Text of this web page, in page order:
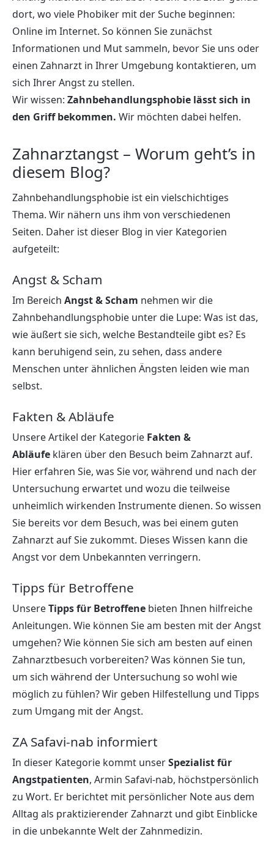
dort, wo viele Phobiker mit der Suche beginnen:
Online im Internet. So können Sie zunächst
Informationen und Mut sammeln, bevor Sie uns oder
einen Zahnarzt in Ihrer Umgebung kontaktieren, um
sich Ihrer Angst zu stellen.
Wir wissen: Zahnbehandlungsphobie lässt sich in
den Griff bekommen. Wir möchten dabei helfen.
Zahnarztangst – Worum geht’s in
diesem Blog?
Zahnbehandlungsphobie ist ein vielschichtiges
Thema. Wir nähern uns ihm von verschiedenen
Seiten. Daher ist dieser Blog in vier Kategorien
aufgeteilt:
Angst & Scham
Im Bereich Angst & Scham nehmen wir die
Zahnbehandlungsphobie unter die Lupe: Was ist das,
wie äußert sie sich, welche Bestandteile gibt es? Es
kann beruhigend sein, zu sehen, dass andere
Menschen unter ähnlichen Ängsten leiden wie man
selbst.
Fakten & Abläufe
Unsere Artikel der Kategorie Fakten &
Abläufe klären über den Besuch beim Zahnarzt auf.
Hier erfahren Sie, was Sie vor, während und nach der
Untersuchung erwartet und wozu die teilweise
unheimlich wirkenden Instrumente dienen. So wissen
Sie bereits vor dem Besuch, was bei einem guten
Zahnarzt auf Sie zukommt. Dieses Wissen kann die
Angst vor dem Unbekannten verringern.
Tipps für Betroffene
UnsereTipps für Betroffene bieten Ihnen hilfreiche
Anleitungen. Wie können Sie am besten mit der Angst
umgehen? Wie können Sie sich am besten auf einen
Zahnarztbesuch vorbereiten? Was können Sie tun,
um sich während der Untersuchung so wohl wie
möglich zu fühlen? Wir geben Hilfestellung und Tipps
zum Umgang mit der Angst.
ZA Safavi-nab informiert
In dieser Kategorie kommt unserSpezialist für
Angstpatienten, Armin Safavi-nab, höchstpersönlich
zu Wort. Er berichtet mit persönlicher Note aus dem
Alltag als praktizierender Zahnarzt und gibt Einblicke
in die unbekannte Welt der Zahnmedizin.